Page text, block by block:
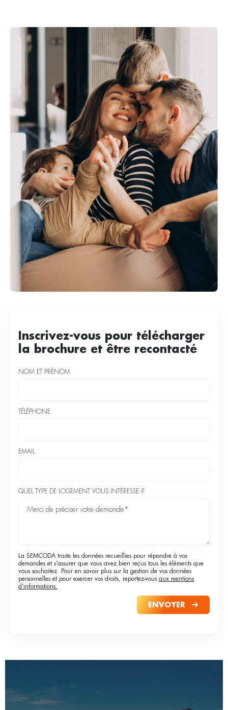
Inscrivez-vous pour télécharger
la brochure et être recontacté
NOM ET PRÉNOM
TÉLÉPHONE
EMAIL
QUEL TYPE DE LOGEMENT VOUS INTÉRESSE ?
La SEMCODA traite les données recueillies pour répondre à vos
demandes et s’assurer que vous avez bien reçus tous les éléments que
vous souhaitez. Pour en savoir plus sur la gestion de vos données
personnelles et pour exercer vos droits, reportez-vous aux mentions
d’informations.
ENVOYER